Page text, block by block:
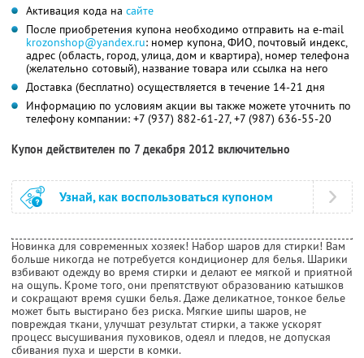
Активация кода на сайте
После приобретения купона необходимо отправить на e-mail
krozonshop@yandex.ru: номер купона, ФИО, почтовый индекс,
адрес (область, город, улица, дом и квартира), номер телефона
(желательно сотовый), название товара или ссылка на него
Доставка (бесплатно) осуществляется в течение 14-21 дня
Информацию по условиям акции вы также можете уточнить по
телефону компании: +7 (937) 882-61-27, +7 (987) 636-55-20
Купон действителен по 7 декабря 2012 включительно
Узнай, как воспользоваться купоном
Новинка для современных хозяек! Набор шаров для стирки! Вам
больше никогда не потребуется кондиционер для белья. Шарики
взбивают одежду во время стирки и делают ее мягкой и приятной
на ощупь. Кроме того, они препятствуют образованию катышков
и сокращают время сушки белья. Даже деликатное, тонкое белье
может быть выстирано без риска. Мягкие шипы шаров, не
повреждая ткани, улучшат результат стирки, а также ускорят
процесс высушивания пуховиков, одеял и пледов, не допуская
сбивания пуха и шерсти в комки.